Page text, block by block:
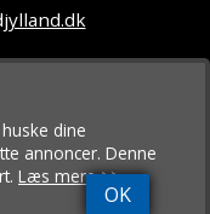
VISA/Dankort,
OK
dine
annoncer. Denne
Læs mere >>